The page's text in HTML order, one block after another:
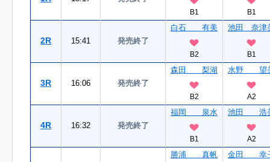
B1 B1
2R 15:41 発売終了
白石 有美
B2
池田 奈津
B1
3R 16:06 発売終了
森田 梨湖
B2
水野 望
A2
4R 16:32 発売終了
福岡 泉水
B1
池田 浩
A2
勝浦 真帆 金田 幸